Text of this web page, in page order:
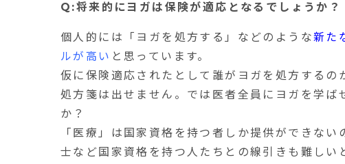
Q:将来的にヨガは保険が適応となるでしょうか？
個人的には「ヨガを処方する」などのような新た
ルが高い と思っています。
仮に保険適応されたとして誰がヨガを処方する
処方箋は出せません。では医者全員にヨガを学ば
か？
「医療」は国家資格を持つ者しか提供ができな
士など国家資格を持つ人たちとの線引きも難しい